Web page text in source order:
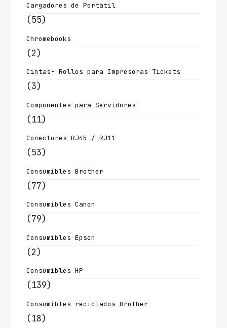
Cargadores de Portatil
(55)
Chromebooks
(2)
Cintas- Rollos para Impresoras Tickets
(3)
Componentes para Servidores
(11)
Conectores RJ45 / RJ11
(53)
Consumibles Brother
(77)
Consumibles Canon
(79)
Consumibles Epson
(2)
Consumibles HP
(139)
Consumibles reciclados Brother
(18)